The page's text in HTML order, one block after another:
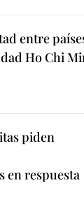
entre
Ho Chi
piden
en respuesta